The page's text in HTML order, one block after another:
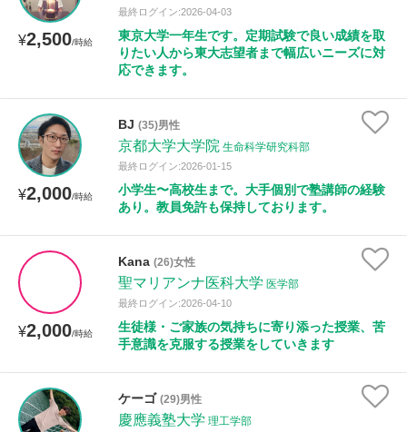
¥2,500/時給
最終ログイン:2026-04-03
東京大学一年生です。定期試験で良い成績を取
りたい人から東大志望者まで幅広いニーズに対
応できます。
¥2,000/時給
BJ (35)男性
京都大学大学院 生命科学研究科部
最終ログイン:2026-01-15
小学生〜高校生まで。大手個別で塾講師の経験
あり。教員免許も保持しております。
¥2,000/時給
Kana (26)女性
聖マリアンナ医科大学 医学部
最終ログイン:2026-04-10
生徒様・ご家族の気持ちに寄り添った授業、苦
手意識を克服する授業をしていきます
ケーゴ (29)男性
慶應義塾大学 理工学部
性別